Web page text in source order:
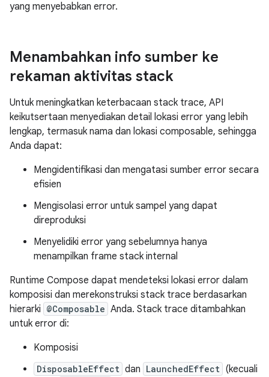
yang menyebabkan error.
Menambahkan info sumber ke
rekaman aktivitas stack
Untuk meningkatkan keterbacaan stack trace, API
keikutsertaan menyediakan detail lokasi error yang lebih
lengkap, termasuk nama dan lokasi composable, sehingga
Anda dapat:
Mengidentifikasi dan mengatasi sumber error secara
efisien
Mengisolasi error untuk sampel yang dapat
direproduksi
Menyelidiki error yang sebelumnya hanya
menampilkan frame stack internal
Runtime Compose dapat mendeteksi lokasi error dalam
komposisi dan merekonstruksi stack trace berdasarkan
hierarki @Composable Anda. Stack trace ditambahkan
untuk error di:
Komposisi
DisposableEffect dan LaunchedEffect (kecuali